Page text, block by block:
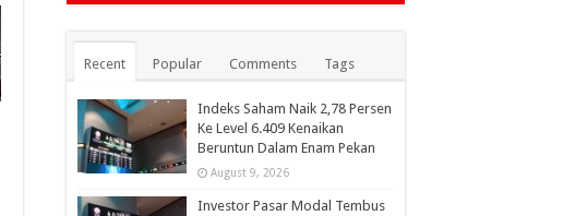
Recent Popular Comments Tags
Indeks Saham Naik 2,78 Persen
Ke Level 6.409 Kenaikan
Beruntun Dalam Enam Pekan
August 9, 2026
Investor Pasar Modal Tembus